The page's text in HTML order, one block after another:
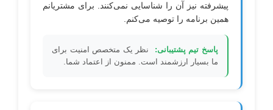
پیشرفته نیز آن را شناسایی نمی‌کنند. برای مشتریانم
همین برنامه را توصیه می‌کنم.
پاسخ تیم پشتیبانی:
نظر یک متخصص امنیت برای
ما بسیار ارزشمند است. ممنون از اعتماد شما.